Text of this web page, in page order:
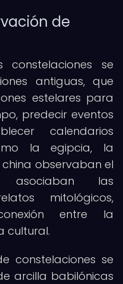
de
se
antiguas, que
estelares para
predecir eventos
calendarios
la egipcia, la
observaban el
las
mitológicos,
entre la
cultural.
constelaciones se
arcilla babilónicas